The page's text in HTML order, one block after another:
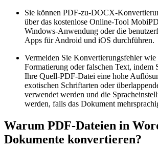
Sie können PDF-zu-DOCX-
über das kostenlose Online-Tool
Windows-Anwendung oder die
Apps für Android und iOS durchführen.
Vermeiden Sie Konvertierungsfehler wie
Formatierung oder falschen Text, indem
Ihre Quell-PDF-Datei eine hohe
exotischen Schriftarten oder
verwendet werden und die
werden, falls das Dokument
Warum PDF-Dateien in
Dokumente konvertieren?